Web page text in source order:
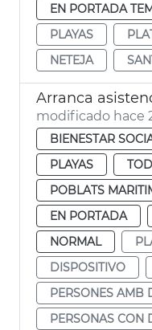
EN PORTADA
PLAYAS
NETEJA
modificado hace
BIENESTAR
PLAYAS
POBLATS
EN PORTADA
NORMAL
DISPOSITIVO
PERSONES AMB
PERSONAS CON